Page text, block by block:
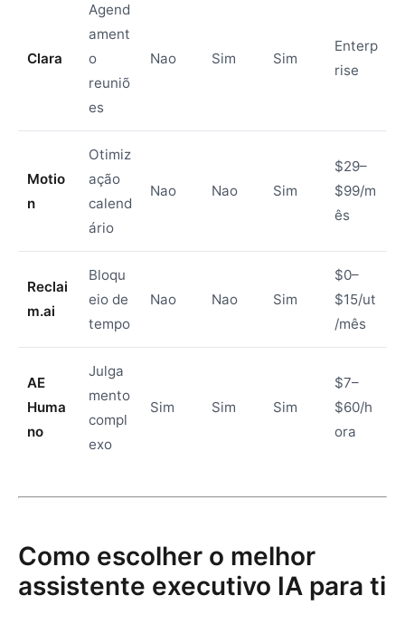
Clara
Agend
ament
o
reuniõ
es
Nao Sim Sim
Enterp
rise
Motio
n
Otimiz
ação
calend
ário
Nao Nao Sim
$29–
$99/m
ês
Reclai
m.ai
Bloqu
eio de
tempo
Nao Nao Sim
$0–
$15/ut
/mês
AE
Huma
no
Julga
mento
compl
exo
Sim Sim Sim
$7–
$60/h
ora
Como escolher o melhor
assistente executivo IA para ti